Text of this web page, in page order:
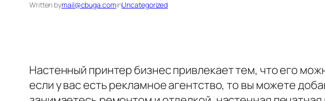
Written bymail@cbuga.cominUncategorized
Настенный принтер бизнес привлекает тем, что его
если у вас есть рекламное агентство, то вы можете